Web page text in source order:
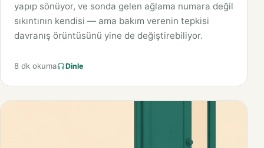
yapıp sönüyor, ve sonda gelen ağlama numara değil
sıkıntının kendisi — ama bakım verenin tepkisi
davranış örüntüsünü yine de değiştirebiliyor.
8 dk okuma Dinle